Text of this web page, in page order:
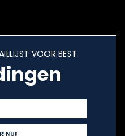
VOOR BEST